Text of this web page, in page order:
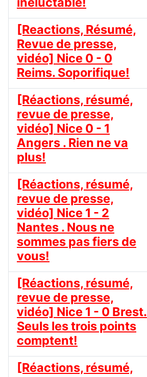
[Reactions, Résumé,
Revue de presse,
vidéo] Nice 0 - 0
Reims. Soporifique!
[Réactions, résumé,
revue de presse,
vidéo] Nice 0 - 1
Angers . Rien ne va
plus!
[Réactions, résumé,
revue de presse,
vidéo] Nice 1 - 2
Nantes . Nous ne
sommes pas fiers de
vous!
[Réactions, résumé,
revue de presse,
vidéo] Nice 1 - 0 Brest.
Seuls les trois points
comptent!
[Réactions, résumé,